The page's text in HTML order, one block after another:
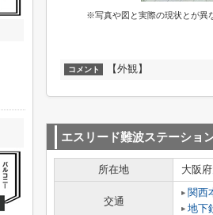
※写真や図と実際の現状とが異
コメント 【外観】
エスリード難波ステーショ
所在地 大阪府
交通
関西
地下